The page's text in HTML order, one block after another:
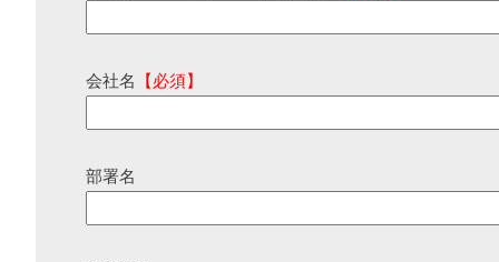
会社名 【必須】
部署名